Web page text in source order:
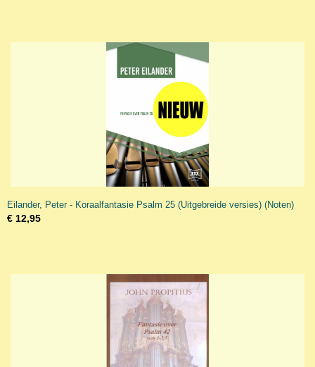
Eilander, Peter - Koraalfantasie Psalm 25 (Uitgebreide versies) (Noten)
€ 12,95